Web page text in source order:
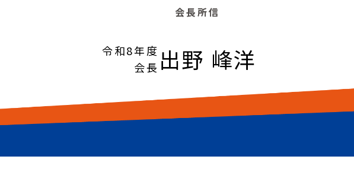
会長所信
令和8年度
会長 出野 峰洋